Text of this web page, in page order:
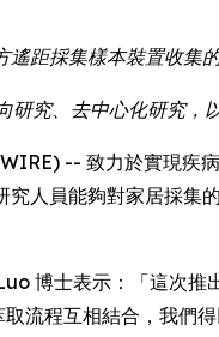
距採集樣本裝置收集
究、去中心化研究，
-- 致力於實現
人員能夠對家居採集
博士表示：「這次推
流程互相結合，我們